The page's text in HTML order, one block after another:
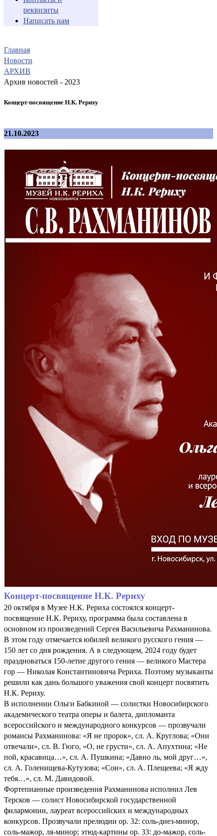
реквизиты
Написать нам
Главная
Новости
АРХИВ
Архив новостей - 2023
Концерт-посвящение Н.К. Рериху
21.10.2023
Концерт-посвящение Н.К. Рериху
20 октября в Музее Н.К. Рериха состоялся концерт-
посвящение Н.К. Рериху, программа была составлена в
основном из произведений Сергея Васильевича Рахманинова.
В этом году отмечается юбилей великого русского гения —
150 лет со дня рождения. А в следующем, 2024 году будет
праздноваться 150-летие другого гения — великого Мастера
гор — Николая Константиновича Рериха. Поэтому музыканты
решили как дань большого уважения свой концерт посвятить
Н.К. Рериху.
В исполнении Ольги Бабкиной — солистки Новосибирского
академического театра оперы и балета, дипломанта
всероссийского и международного конкурсов — прозвучали
романсы Рахманинова: «Я не пророк», сл. А. Круглова; «Они
отвечали», сл. В. Гюго, «О, не грусти», сл. А. Апухтина; «Не
пой, красавица…», сл. А. Пушкина; «Давно ль, мой друг…»,
сл. А. Голенищева-Кутузова; «Сон», сл. А. Плещеева; «Я жду
тебя…», сл. М. Давидовой.
Фортепианные произведения Рахманинова исполнил Лев
Терсков — солист Новосибирской государственной
филармонии, лауреат всероссийских и международных
конкурсов. Прозвучали прелюдии op. 32: соль-диез-минор,
соль-мажор, ля-минор; этюд-картины op. 33: до-мажор, соль-